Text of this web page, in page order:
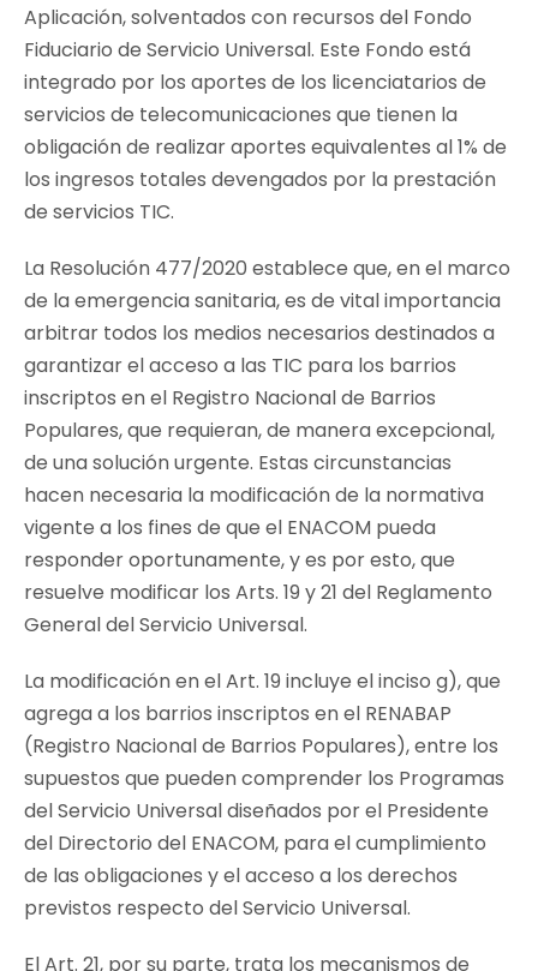
Aplicación, solventados con recursos del Fondo
Fiduciario de Servicio Universal. Este Fondo está
integrado por los aportes de los licenciatarios de
servicios de telecomunicaciones que tienen la
obligación de realizar aportes equivalentes al 1% de
los ingresos totales devengados por la prestación
de servicios TIC.
La Resolución 477/2020 establece que, en el marco
de la emergencia sanitaria, es de vital importancia
arbitrar todos los medios necesarios destinados a
garantizar el acceso a las TIC para los barrios
inscriptos en el Registro Nacional de Barrios
Populares, que requieran, de manera excepcional,
de una solución urgente. Estas circunstancias
hacen necesaria la modificación de la normativa
vigente a los fines de que el ENACOM pueda
responder oportunamente, y es por esto, que
resuelve modificar los Arts. 19 y 21 del Reglamento
General del Servicio Universal.
La modificación en el Art. 19 incluye el inciso g), que
agrega a los barrios inscriptos en el RENABAP
(Registro Nacional de Barrios Populares), entre los
supuestos que pueden comprender los Programas
del Servicio Universal diseñados por el Presidente
del Directorio del ENACOM, para el cumplimiento
de las obligaciones y el acceso a los derechos
previstos respecto del Servicio Universal.
El Art. 21, por su parte, trata los mecanismos de